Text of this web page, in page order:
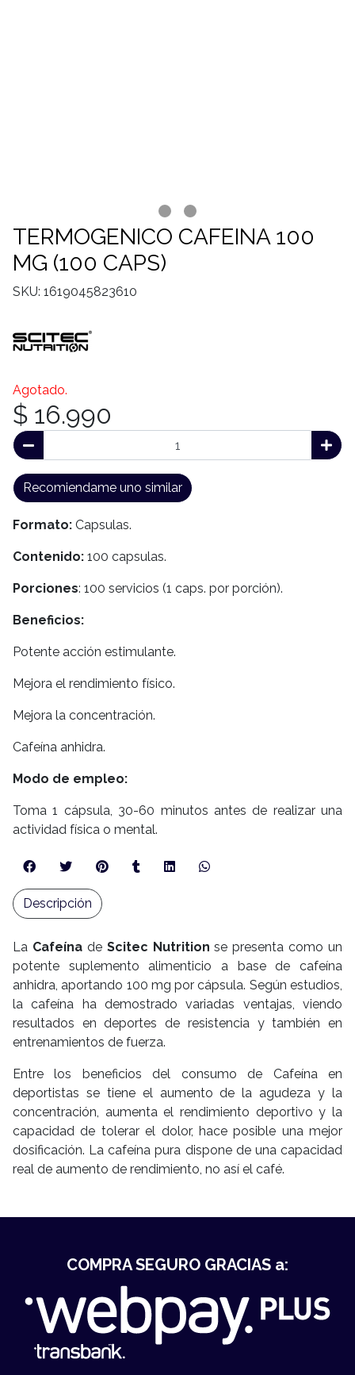
TERMOGENICO CAFEINA 100
MG (100 CAPS)
SKU: 1619045823610
Agotado.
$ 16.990
Recomiendame uno similar
Formato: Capsulas.
Contenido: 100 capsulas.
Porciones: 100 servicios (1 caps. por porción).
Beneficios:
Potente acción estimulante.
Mejora el rendimiento físico.
Mejora la concentración.
Cafeína anhidra.
Modo de empleo:
Toma 1 cápsula, 30-60 minutos antes de realizar una
actividad física o mental.
La Cafeínade Scitec Nutrition se presenta como un
potente suplemento alimenticio a base de cafeína
anhidra, aportando 100 mg por cápsula. Según estudios,
la cafeína ha demostrado variadas ventajas, viendo
resultados en deportes de resistencia y también en
entrenamientos de fuerza.
Entre los beneficios del consumo de Cafeína en
deportistas se tiene el aumento de la agudeza y la
concentración, aumenta el rendimiento deportivo y la
capacidad de tolerar el dolor, hace posible una mejor
dosificación. La cafeína pura dispone de una capacidad
real de aumento de rendimiento, no así el café.
Descripción
COMPRA SEGURO GRACIAS a: